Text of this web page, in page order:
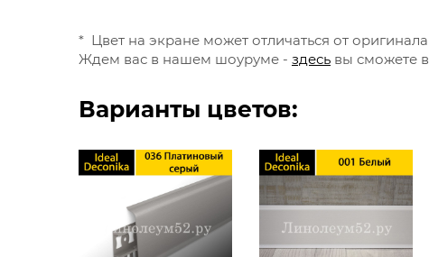
* Цвет на экране может отличаться от
Ждем вас в нашем шоуруме - здесь вы сможете
Варианты цветов: